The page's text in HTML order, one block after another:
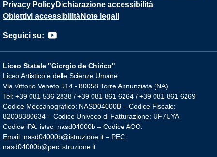
Privacy PolicyDichiarazione accessibilità
Obiettivi accessibilitàNote legali
Seguici su:
Liceo Statale "Giorgio de Chirico"
Liceo Artistico e delle Scienze Umane
Via Vittorio Veneto 514 - 80058 Torre Annunziata (NA)
Tel: +39 081 536 2838 / +39 081 861 6264 / +39 081 861 6269
Codice Meccanografico: NASD04000B – Codice Fiscale:
82008380634 – Codice Univoco di Fatturazione: UF7UYA
Codice iPA: istsc_nasd04000b – Codice AOO:
Email: nasd04000b@istruzione.it – PEC:
nasd04000b@pec.istruzione.it